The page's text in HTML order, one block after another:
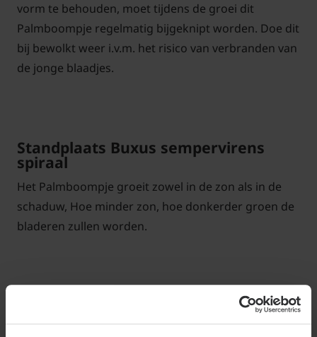
vorm te behouden, moet tijdens de groei dit
Palmboompje regelmatig bijgeknipt worden. Doe dit
bij bewolkt weer i.v.m. het risico van verbranden van
de jonge blaadjes.
Standplaats Buxus sempervirens
spiraal
Het Palmboompje groeit zowel in de zon als in de
schaduw, Hoe minder zon, hoe donkerder groen de
bladeren zullen worden.
Buxus sempervirens spiraal snoeien
en onderhouden